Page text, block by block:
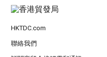
HKTDC.com
聯絡我們